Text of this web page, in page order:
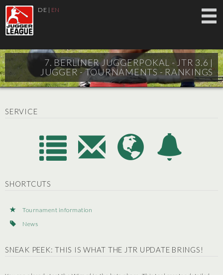
DE | EN
7. BERLINER JUGGERPOKAL - JTR 3.6 |
JUGGER - TOURNAMENTS - RANKINGS
SERVICE
SHORTCUTS
Tournament information
News
SNEAK PEEK: THIS IS WHAT THE JTR UPDATE BRINGS!